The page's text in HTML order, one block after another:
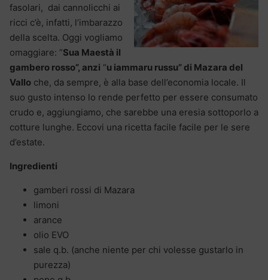
fasolari, dai cannolicchi ai
ricci c’è, infatti, l’imbarazzo
della scelta. Oggi vogliamo
omaggiare: “Sua Maestà il
gambero rosso”, anzi “u iammaru russu” di Mazara del
Vallo che, da sempre, è alla base dell’economia locale. Il
suo gusto intenso lo rende perfetto per essere consumato
crudo e, aggiungiamo, che sarebbe una eresia sottoporlo a
cotture lunghe. Eccovi una ricetta facile facile per le sere
d’estate.
Ingredienti
gamberi rossi di Mazara
limoni
arance
olio EVO
sale q.b. (anche niente per chi volesse gustarlo in
purezza)